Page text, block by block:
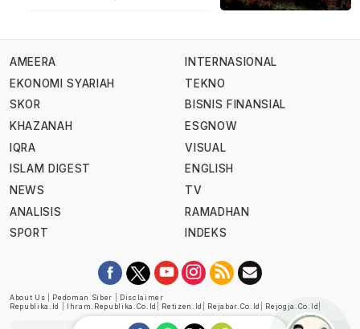
AMEERA
EKONOMI SYARIAH
SKOR
KHAZANAH
IQRA
ISLAM DIGEST
NEWS
ANALISIS
SPORT
INTERNASIONAL
TEKNO
BISNIS FINANSIAL
ESGNOW
VISUAL
ENGLISH
TV
RAMADHAN
INDEKS
About Us Pedoman Siber
Disclaimer
Republika.id
Ihram.republika.co.id Retizen.id Rejabar.co.id Rejogja.co.id